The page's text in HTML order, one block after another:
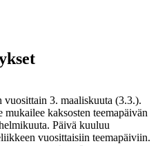
vuosittain 3. maaliskuuta (3.3.).
mukailee kaksosten teemapäivän
Päivä kuuluu
vuosittaisiin teemapäiviin.